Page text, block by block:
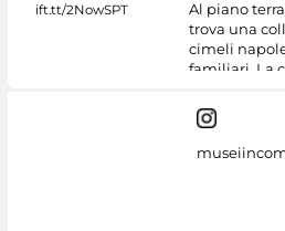
Al piano
trova una
cimeli
familiari. La